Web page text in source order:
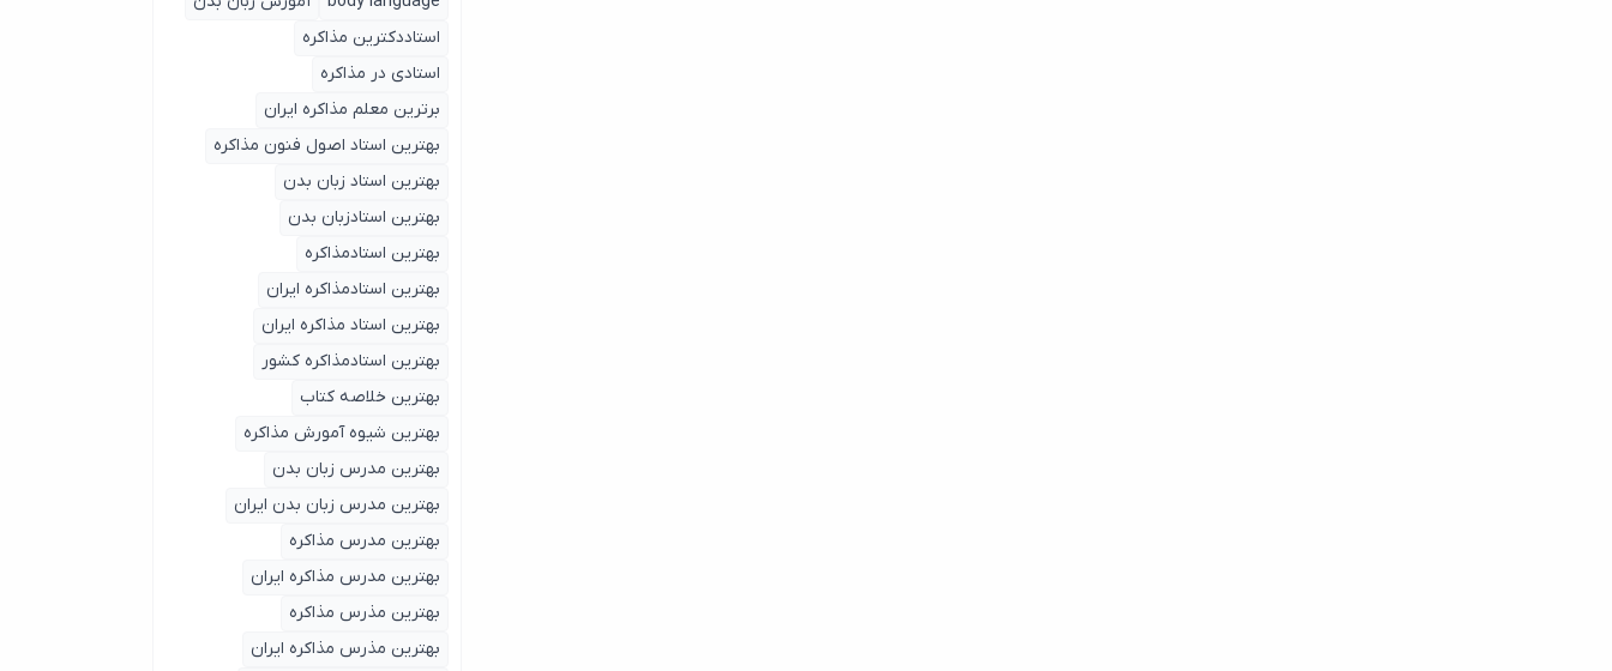
استاددکترین مذاکره
استادی در مذاکره
برترین معلم مذاکره ایران
بهترین استاد اصول ‌فنون مذاکره
بهترین استاد زبان بدن
بهترین استادزبان بدن
بهترین استادمذاکره
بهترین استادمذاکره ایران
بهترین استاد مذاکره ایران
بهترین استادمذاکره کشور
بهترین خلاصه کتاب
بهترین شیوه آمورش مذاکره
بهترین مدرس زبان بدن
بهترین مدرس زبان بدن ایران
بهترین مدرس مذاکره
بهترین مدرس مذاکره ایران
بهترین مذرس مذاکره
بهترین مذرس مذاکره ایران